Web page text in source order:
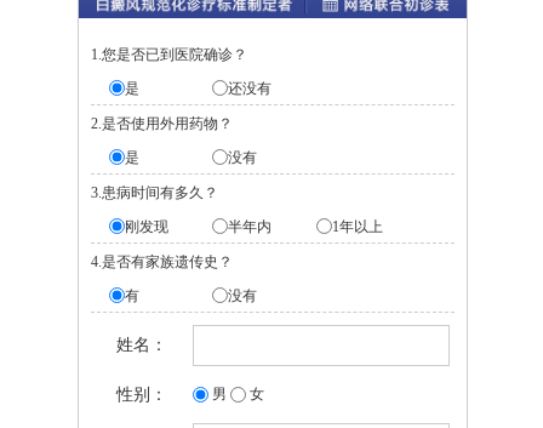
1.您是否已到医院确诊？
是
还没有
2.是否使用外用药物？
是
没有
3.患病时间有多久？
刚发现
半年内 1年以上
4.是否有家族遗传史？
有
没有
姓名：
性别： 男 女